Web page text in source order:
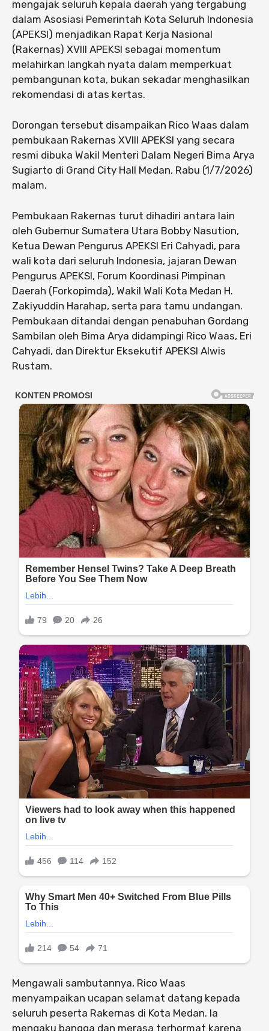
mengajak seluruh kepala daerah yang tergabung
dalam Asosiasi Pemerintah Kota Seluruh Indonesia
(APEKSI) menjadikan Rapat Kerja Nasional
(Rakernas) XVIII APEKSI sebagai momentum
melahirkan langkah nyata dalam memperkuat
pembangunan kota, bukan sekadar menghasilkan
rekomendasi di atas kertas.
Dorongan tersebut disampaikan Rico Waas dalam
pembukaan Rakernas XVIII APEKSI yang secara
resmi dibuka Wakil Menteri Dalam Negeri Bima Arya
Sugiarto di Grand City Hall Medan, Rabu (1/7/2026)
malam.
Pembukaan Rakernas turut dihadiri antara lain
oleh Gubernur Sumatera Utara Bobby Nasution,
Ketua Dewan Pengurus APEKSI Eri Cahyadi, para
wali kota dari seluruh Indonesia, jajaran Dewan
Pengurus APEKSI, Forum Koordinasi Pimpinan
Daerah (Forkopimda), Wakil Wali Kota Medan H.
Zakiyuddin Harahap, serta para tamu undangan.
Pembukaan ditandai dengan penabuhan Gordang
Sambilan oleh Bima Arya didampingi Rico Waas, Eri
Cahyadi, dan Direktur Eksekutif APEKSI Alwis
Rustam.
Mengawali sambutannya, Rico Waas
menyampaikan ucapan selamat datang kepada
seluruh peserta Rakernas di Kota Medan. Ia
mengaku bangga dan merasa terhormat karena